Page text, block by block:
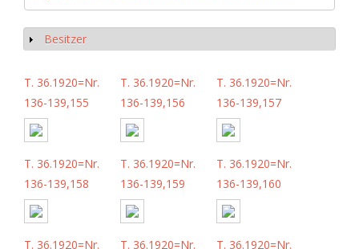
Show
Besitzer
T. 36.1920=Nr.
136-139,155
T. 36.1920=Nr.
136-139,156
T. 36.1920=Nr.
136-139,157
T. 36.1920=Nr.
136-139,158
T. 36.1920=Nr.
136-139,159
T. 36.1920=Nr.
136-139,160
T. 36.1920=Nr. T. 36.1920=Nr. T. 36.1920=Nr.